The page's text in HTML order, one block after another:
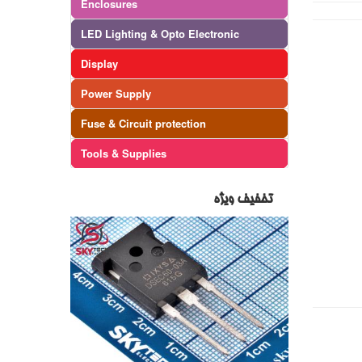
Enclosures
LED Lighting & Opto Electronic
Display
Power Supply
Fuse & Circuit protection
Tools & Supplies
تخفیف ویژه